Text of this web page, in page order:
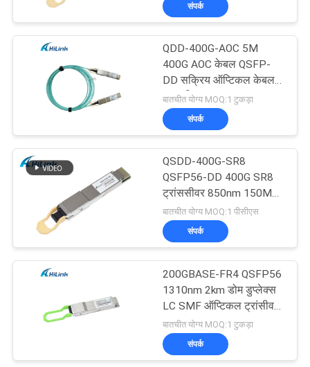
संपर्क
QDD-400G-AOC 5M
400G AOC केबल QSFP-
DD सक्रिय ऑप्टिकल केबल
अनुकूलित
बातचीत योग्य MOQ:1 टुकड़ा
संपर्क
QSDD-400G-SR8
QSFP56-DD 400G SR8
ट्रांससीवर 850nm 150M
MPT/MPO-16 DOM
बातचीत योग्य MOQ:1 पीसीएस
संपर्क
200GBASE-FR4 QSFP56
1310nm 2km डोम डुप्लेक्स
LC SMF ऑप्टिकल ट्रांसीवर
मॉड्यूल
बातचीत योग्य MOQ:1 टुकड़ा
संपर्क